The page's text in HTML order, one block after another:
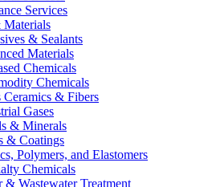
Services
Materials
& Sealants
Materials
Chemicals
Chemicals
Ceramics & Fibers
Gases
& Minerals
& Coatings
Polymers, and Elastomers
Chemicals
& Wastewater Treatment